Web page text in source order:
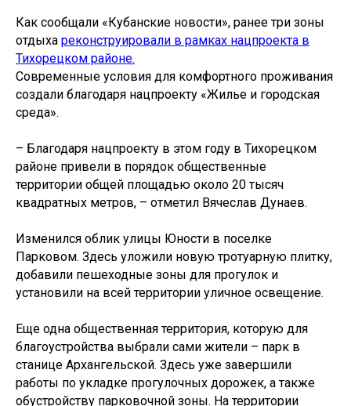
Как сообщали «Кубанские новости», ранее три зоны
отдыха реконструировали в рамках нацпроекта в
Тихорецком районе.
Современные условия для комфортного проживания
создали благодаря нацпроекту «Жилье и городская
среда».
– Благодаря нацпроекту в этом году в Тихорецком
районе привели в порядок общественные
территории общей площадью около 20 тысяч
квадратных метров, – отметил Вячеслав Дунаев.
Изменился облик улицы Юности в поселке
Парковом. Здесь уложили новую тротуарную плитку,
добавили пешеходные зоны для прогулок и
установили на всей территории уличное освещение.
Еще одна общественная территория, которую для
благоустройства выбрали сами жители – парк в
станице Архангельской. Здесь уже завершили
работы по укладке прогулочных дорожек, а также
обустройству парковочной зоны. На территории
© ФАУ «ПРОЕКТНАЯ ДИРЕКЦИЯ
МИНСТРОЯ РОССИИ», 2022–2025